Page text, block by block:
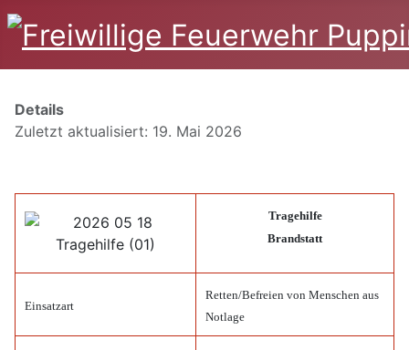
Details
Zuletzt aktualisiert: 19. Mai 2026
Tragehilfe
Brandstatt
Einsatzart
Retten/Befreien von Menschen aus
Notlage